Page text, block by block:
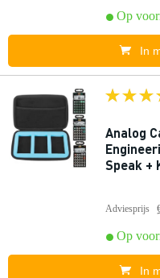
Op
In
Analog
Speak +
Adviesprijs
Op
In